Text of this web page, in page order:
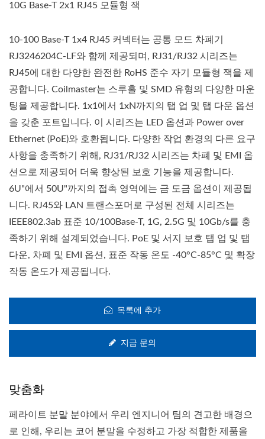
10G Base-T 2x1 RJ45 모듈형 잭
10-100 Base-T 1x4 RJ45 커넥터는 공통 모드 차폐기
RJ3246204C-LF와 함께 제공되며, RJ31/RJ32 시리즈는
RJ45에 대한 다양한 완전한 RoHS 준수 자기 모듈형 잭을 제
공합니다. Coilmaster는 스루홀 및 SMD 유형의 다양한 마운
팅을 제공합니다. 1x1에서 1xN까지의 탭 업 및 탭 다운 옵션
을 갖춘 포트입니다. 이 시리즈는 LED 옵션과 Power over
Ethernet (PoE)와 호환됩니다. 다양한 작업 환경의 다른 요구
사항을 충족하기 위해, RJ31/RJ32 시리즈는 차폐 및 EMI 옵
션으로 제공되어 더욱 향상된 보호 기능을 제공합니다.
6U"에서 50U"까지의 접촉 영역에는 금 도금 옵션이 제공됩
니다. RJ45와 LAN 트랜스포머로 구성된 전체 시리즈는
IEEE802.3ab 표준 10/100Base-T, 1G, 2.5G 및 10Gb/s를 충
족하기 위해 설계되었습니다. PoE 및 서지 보호 탭 업 및 탭
다운, 차폐 및 EMI 옵션, 표준 작동 온도 -40°C-85°C 및 확장
작동 온도가 제공됩니다.
목록에 추가
지금 문의
맞춤화
페라이트 분말 분야에서 우리 엔지니어 팀의 견고한 배경으
로 인해, 우리는 코어 분말을 수정하고 가장 적합한 제품을